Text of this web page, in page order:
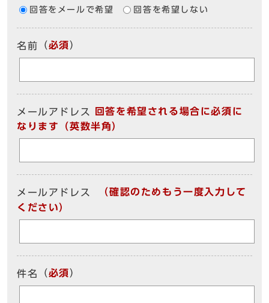
回答をメールで希望 回答を希望しない
名前 （必須）
メールアドレス
回答を希望される場合に必須に
なります（英数半角）
メールアドレス
（確認のためもう一度入力して
ください）
件名 （必須）